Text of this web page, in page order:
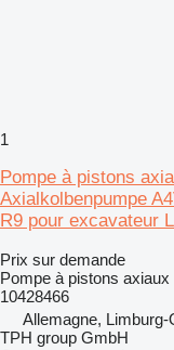
1
Pompe à pistons
Axialkolbenpumpe
R9 pour excavateur
Prix sur demande
Pompe à pistons axiaux
10428466
Allemagne, Limburg-
TPH group GmbH